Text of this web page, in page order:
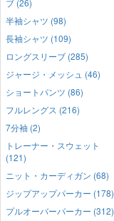
半袖シャツ (98)
長袖シャツ (109)
ロングスリーブ (285)
ジャージ・メッシュ (46)
ショートパンツ (86)
フルレングス (216)
7分袖 (2)
トレーナー・スウェット
(121)
ニット・カーディガン (68)
ジップアップパーカー (178)
プルオーバーパーカー (312)